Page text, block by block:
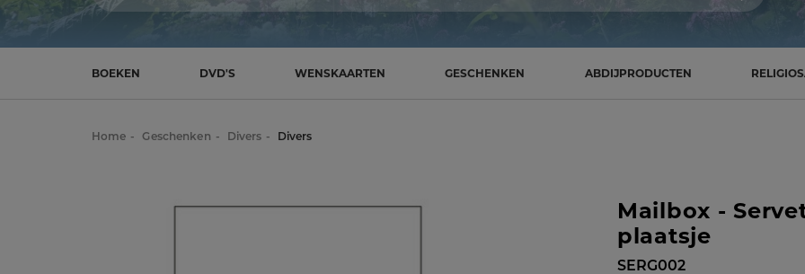
isbn
schrijver,
naam
BOEKEN DVD'S WENSKAARTEN GESCHENKEN ABDIJPRODUCTEN
Home Geschenken Divers Divers
Mailbox -
plaatsje
SERG002